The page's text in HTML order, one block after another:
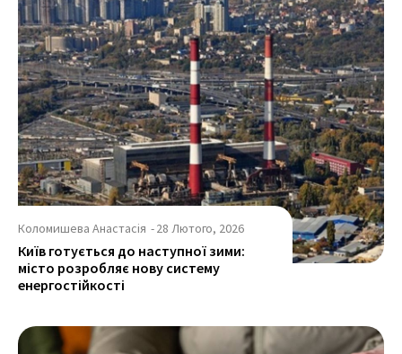
Коломишева Анастасія -28 Лютого, 2026
Київ готується до наступної зими:
місто розробляє нову систему
енергостійкості